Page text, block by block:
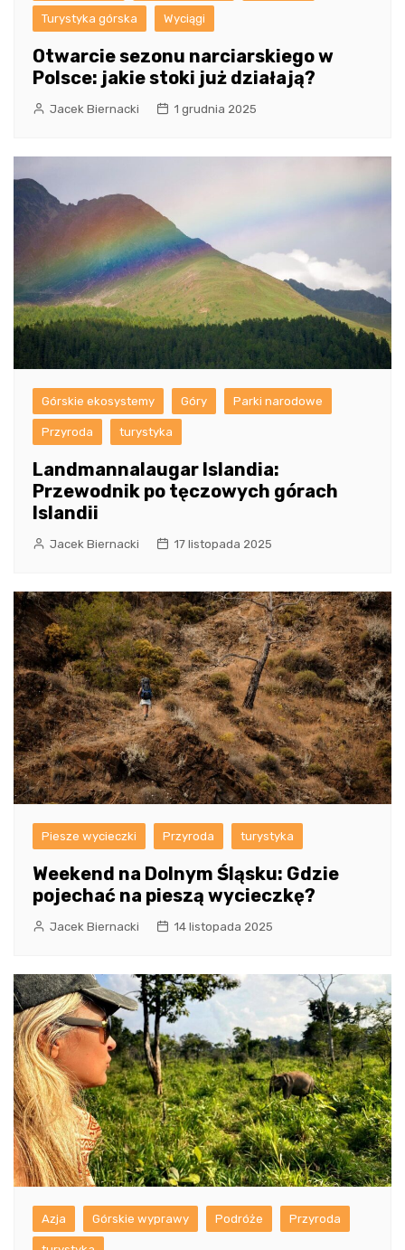
Turystyka górska Wyciągi
Otwarcie sezonu narciarskiego w
Polsce: jakie stoki już działają?
Jacek Biernacki 1 grudnia 2025
Górskie ekosystemy Góry Parki narodowe
Przyroda turystyka
Landmannalaugar Islandia:
Przewodnik po tęczowych górach
Islandii
Jacek Biernacki 17 listopada 2025
Piesze wycieczki Przyroda turystyka
Weekend na Dolnym Śląsku: Gdzie
pojechać na pieszą wycieczkę?
Jacek Biernacki 14 listopada 2025
Azja Górskie wyprawy Podróże Przyroda